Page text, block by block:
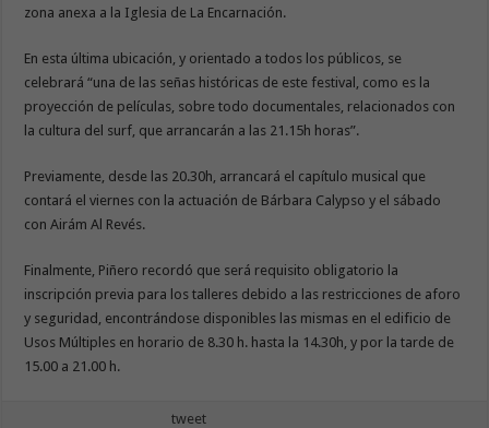
zona anexa a la Iglesia de La Encarnación.
En esta última ubicación, y orientado a todos los públicos, se
celebrará “una de las señas históricas de este festival, como es la
proyección de películas, sobre todo documentales, relacionados con
la cultura del surf, que arrancarán a las 21.15h horas”.
Previamente, desde las 20.30h, arrancará el capítulo musical que
contará el viernes con la actuación de Bárbara Calypso y el sábado
con Airám Al Revés.
Finalmente, Piñero recordó que será requisito obligatorio la
inscripción previa para los talleres debido a las restricciones de aforo
y seguridad, encontrándose disponibles las mismas en el edificio de
Usos Múltiples en horario de 8.30 h. hasta la 14.30h, y por la tarde de
15.00 a 21.00 h.
tweet